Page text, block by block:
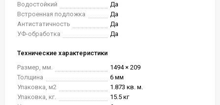
Водостойкий
Да
Встроенная подложка
Да
Антистатичность
Да
УФ-обработка
Да
Технические характеристики
Размер, мм.
1494 × 209
Толщина
6 мм
Упаковка, м2
1.873 кв. м.
Упаковка, кг.
15.5 кг